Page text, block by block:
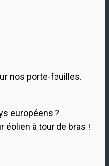
nos porte-feuilles.
européens ?
éolien à tour de bras !